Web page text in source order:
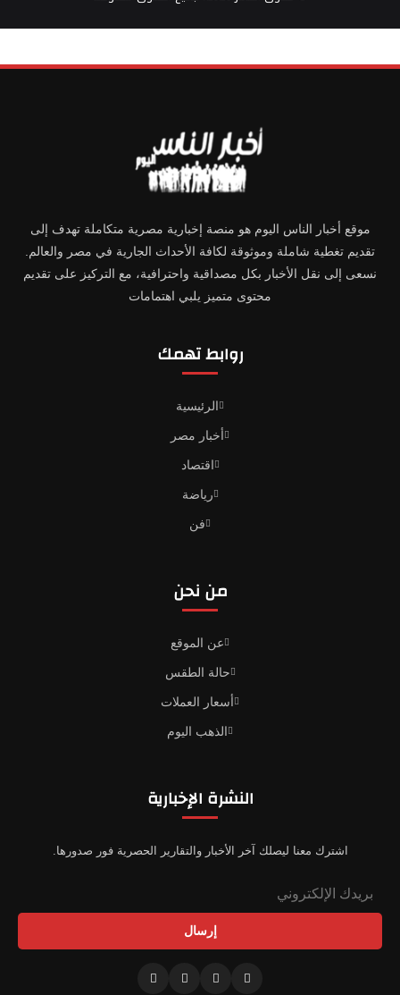
موقع أخبار الناس اليوم هو منصة إخبارية مصرية متكاملة تهدف إلى
تقديم تغطية شاملة وموثوقة لكافة الأحداث الجارية في مصر والعالم.
نسعى إلى نقل الأخبار بكل مصداقية واحترافية، مع التركيز على تقديم
محتوى متميز يلبي اهتمامات
روابط تهمك
الرئيسية
أخبار مصر
اقتصاد
رياضة
فن
من نحن
عن الموقع
حالة الطقس
أسعار العملات
الذهب اليوم
النشرة الإخبارية
اشترك معنا ليصلك آخر الأخبار والتقارير الحصرية فور صدورها.
إرسال